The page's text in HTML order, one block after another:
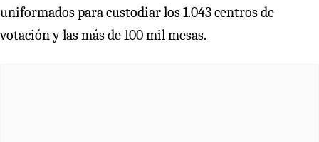
uniformados para custodiar los 1.043 centros de
votación y las más de 100 mil mesas.